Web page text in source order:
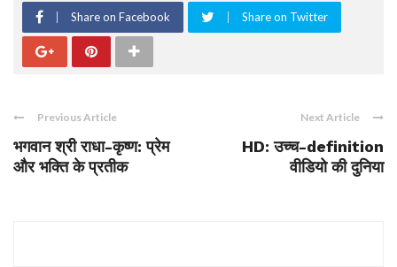
Share on Facebook Share on Twitter
Previous Article
भगवान श्री राधा-कृष्ण: प्रेम
और भक्ति के प्रतीक
Next Article
HD: उच्च-definition
वीडियो की दुनिया